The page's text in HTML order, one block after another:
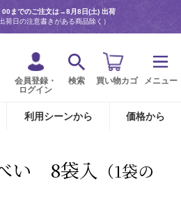
00までのご注文は→8月8日(土) 出荷
荷日の注意書きがある商品除く）
会員登録・
ログイン
検索 買い物カゴ メニュー
利用シーンから 価格から
い 8袋入
（1袋の